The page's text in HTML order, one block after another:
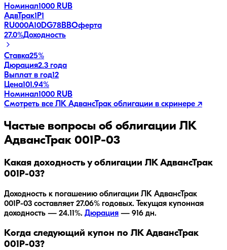
Номинал1000 RUB
АдвТрак1Р1
RU000A10DG78BBОферта
27.0%Доходность
Ставка25%
Дюрация2.3 года
Выплат в год12
Цена101.94%
Номинал1000 RUB
Смотреть все ЛК АдвансТрак облигации в скринере ↗
Частые вопросы об облигации ЛК
АдвансТрак 001Р-03
Какая доходность у облигации ЛК АдвансТрак
001Р-03?
Доходность к погашению облигации ЛК АдвансТрак
001Р-03 составляет 27.06% годовых. Текущая купонная
доходность — 24.11%. Дюрация — 916 дн.
Когда следующий купон по ЛК АдвансТрак
001Р-03?